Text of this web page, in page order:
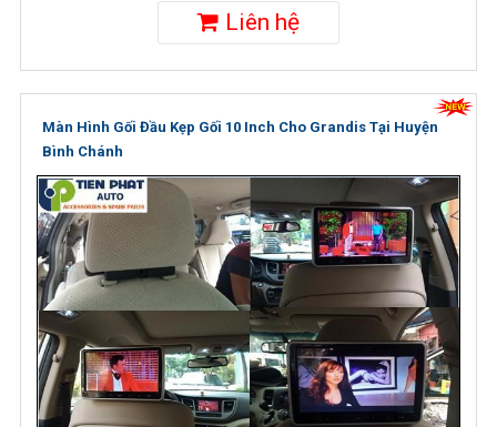
Liên hệ
Màn Hình Gối Đầu Kẹp Gối 10 Inch Cho Grandis Tại Huyện
Bình Chánh